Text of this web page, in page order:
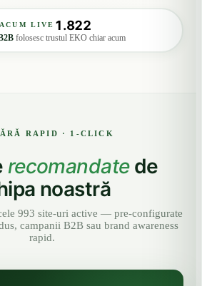
ACUM LIVE 1.822
folosesc trustul EKO chiar acum
RAPID · 1-CLICK
recomandatede
noastră
993 site-uri active — pre-configurate
campanii B2B sau brand awareness
rapid.